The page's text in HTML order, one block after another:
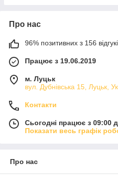
Про нас
96% позитивних з 156
Працює з 19.06.2019
м. Луцьк
вул. Дубнівська 15, Луцьк,
Контакти
Сьогодні працює з 09:00
Показати весь графік
Про нас